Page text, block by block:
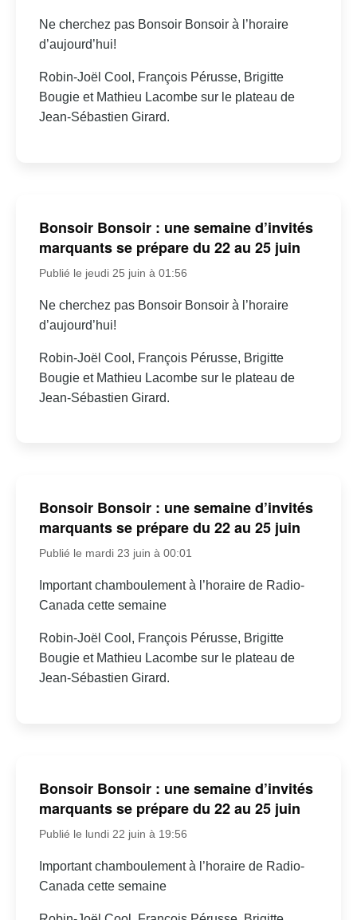
Ne cherchez pas Bonsoir Bonsoir à l’horaire
d’aujourd’hui!
Robin-Joël Cool, François Pérusse, Brigitte
Bougie et Mathieu Lacombe sur le plateau de
Jean-Sébastien Girard.
Bonsoir Bonsoir : une semaine d’invités
marquants se prépare du 22 au 25 juin
Publié le jeudi 25 juin à 01:56
Ne cherchez pas Bonsoir Bonsoir à l’horaire
d’aujourd’hui!
Robin-Joël Cool, François Pérusse, Brigitte
Bougie et Mathieu Lacombe sur le plateau de
Jean-Sébastien Girard.
Bonsoir Bonsoir : une semaine d’invités
marquants se prépare du 22 au 25 juin
Publié le mardi 23 juin à 00:01
Important chamboulement à l’horaire de Radio-
Canada cette semaine
Robin-Joël Cool, François Pérusse, Brigitte
Bougie et Mathieu Lacombe sur le plateau de
Jean-Sébastien Girard.
Bonsoir Bonsoir : une semaine d’invités
marquants se prépare du 22 au 25 juin
Publié le lundi 22 juin à 19:56
Important chamboulement à l’horaire de Radio-
Canada cette semaine